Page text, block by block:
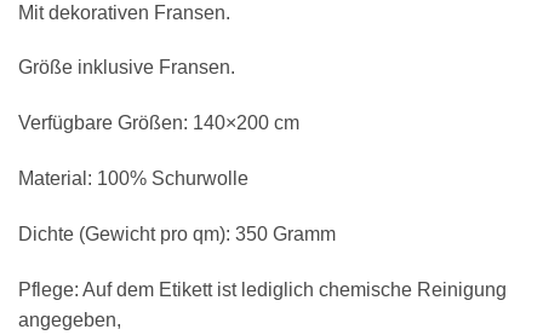
Mit dekorativen Fransen.
Größe inklusive Fransen.
Verfügbare Größen: 140×200 cm
Material: 100% Schurwolle
Dichte (Gewicht pro qm): 350 Gramm
Pflege: Auf dem Etikett ist lediglich chemische Reinigung
angegeben,